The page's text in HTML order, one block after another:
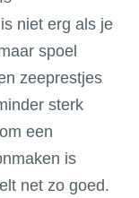
niet erg als je
spoel
zeeprestjes
sterk
een
is
net zo goed.